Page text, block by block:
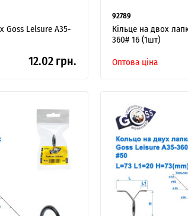
Goss Lelsure A35-
12.02 грн.
92789
Кільце на двох
360# 16 (1шт)
Оптова ціна